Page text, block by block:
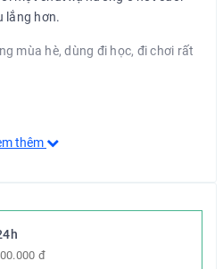
lắng hơn.
mùa hè, dùng đi học, đi chơi rất
thêm
đ